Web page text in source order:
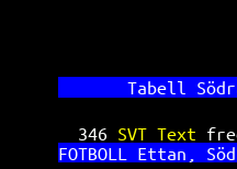
       Ta
bell
346 SVT Text
FOTBOLL